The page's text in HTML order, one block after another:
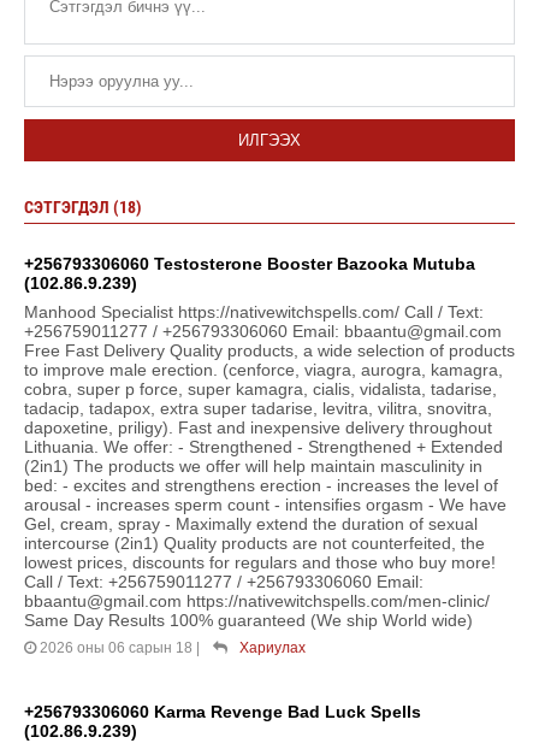
ИЛГЭЭХ
СЭТГЭГДЭЛ (18)
+256793306060 Testosterone Booster Bazooka Mutuba
(102.86.9.239)
Manhood Specialist https://nativewitchspells.com/ Call / Text:
+256759011277 / +256793306060 Email: bbaantu@gmail.com
Free Fast Delivery Quality products, a wide selection of products
to improve male erection. (cenforce, viagra, aurogra, kamagra,
cobra, super p force, super kamagra, cialis, vidalista, tadarise,
tadacip, tadapox, extra super tadarise, levitra, vilitra, snovitra,
dapoxetine, priligy). Fast and inexpensive delivery throughout
Lithuania. We offer: - Strengthened - Strengthened + Extended
(2in1) The products we offer will help maintain masculinity in
bed: - excites and strengthens erection - increases the level of
arousal - increases sperm count - intensifies orgasm - We have
Gel, cream, spray - Maximally extend the duration of sexual
intercourse (2in1) Quality products are not counterfeited, the
lowest prices, discounts for regulars and those who buy more!
Call / Text: +256759011277 / +256793306060 Email:
bbaantu@gmail.com https://nativewitchspells.com/men-clinic/
Same Day Results 100% guaranteed (We ship World wide)
2026 оны 06 сарын 18 Хариулах
+256793306060 Karma Revenge Bad Luck Spells
(102.86.9.239)